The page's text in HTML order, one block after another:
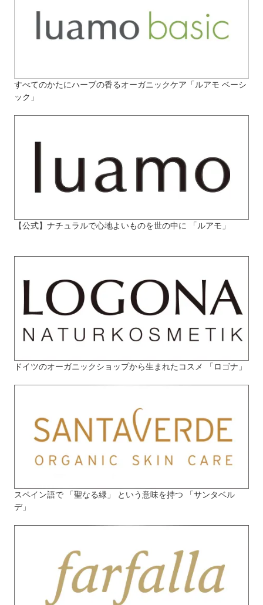
すべてのかたにハーブの香るオーガニックケア「ルアモ ベーシ
ック」
【公式】ナチュラルで心地よいものを世の中に 「ルアモ」
ドイツのオーガニックショップから生まれたコスメ 「ロゴナ」
スペイン語で 「聖なる緑」 という意味を持つ 「サンタベル
デ」